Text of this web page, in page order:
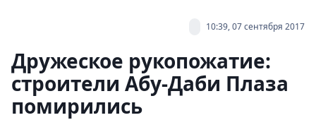
10:39, 07 сентября 2017
Дружеское рукопожатие:
строители Абу-Даби Плаза
помирились